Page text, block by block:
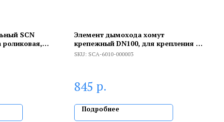
SCN
роликовая,
Элемент дымохода хомут
крепежный DN100, для крепления к
стене.
SKU: SCA-6010-000003
845 р.
Подробнее